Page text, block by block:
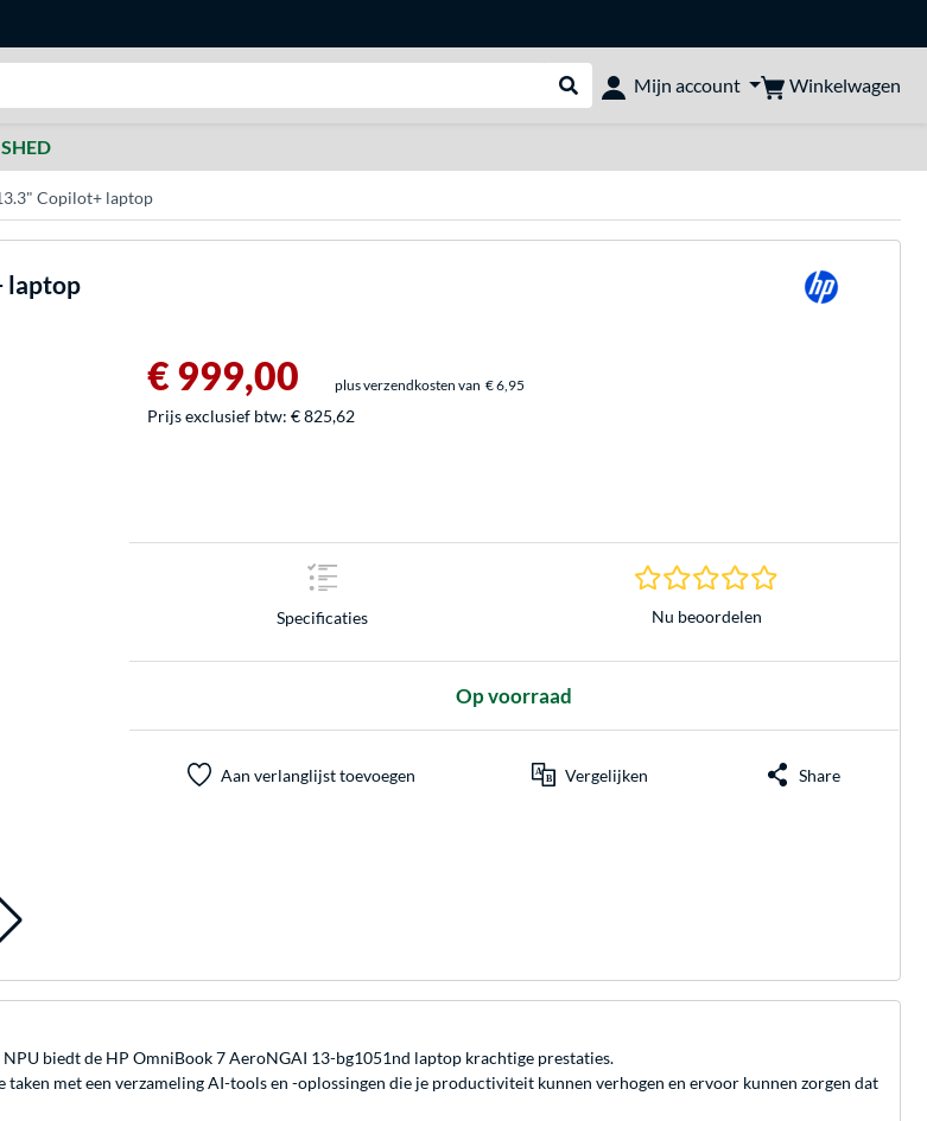
Webshop doorzoeken
Mijn account Winkelwagen
Copilot+ laptop
laptop
€ 999,00 plus verzendkosten van € 6,95
Prijs exclusief btw: € 825,62
Specificaties
0.0 sterren
Nu beoordelen
Op voorraad
Aan verlanglijst toevoegen Vergelijken Share
biedt de HP OmniBook 7 AeroNGAI 13-bg1051nd laptop krachtige prestaties.
met een verzameling AI-tools en -oplossingen die je productiviteit kunnen verhogen en ervoor kunnen zorgen dat